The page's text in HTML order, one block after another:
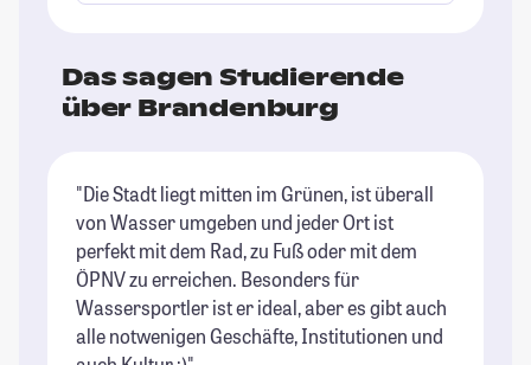
Das sagen Studierende
über Brandenburg
"Die Stadt liegt mitten im Grünen, ist überall
von Wasser umgeben und jeder Ort ist
perfekt mit dem Rad, zu Fuß oder mit dem
ÖPNV zu erreichen. Besonders für
Wassersportler ist er ideal, aber es gibt auch
alle notwenigen Geschäfte, Institutionen und